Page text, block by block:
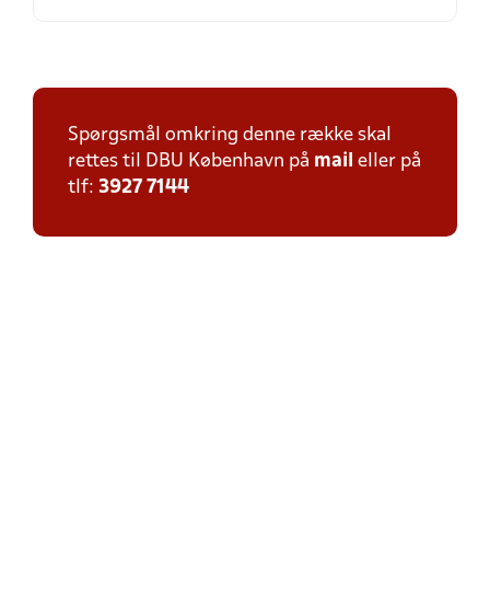
Spørgsmål omkring denne række skal
rettes til DBU København på mail eller på
tlf: 3927 7144